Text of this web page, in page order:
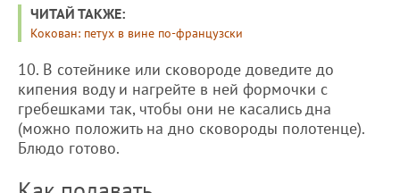
ЧИТАЙ ТАКЖЕ:
Кокован: петух в вине по-французски
10. В сотейнике или сковороде доведите до
кипения воду и нагрейте в ней формочки с
гребешками так, чтобы они не касались дна
(можно положить на дно сковороды полотенце).
Блюдо готово.